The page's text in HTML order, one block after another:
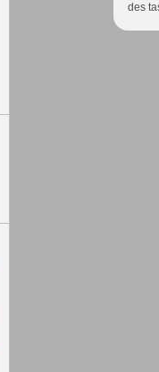
des